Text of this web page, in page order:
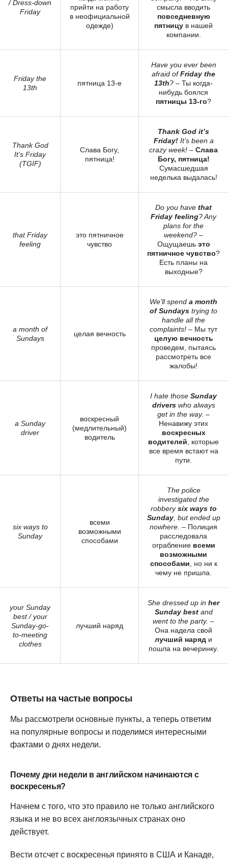
/ Dress-down
Friday
прийти на работу
в неофициальной
одежде)
смысла вводить
повседневную
пятницу в нашей
компании.
Friday the
13th
пятница 13-е
Have you ever been
afraid ofFriday the
13th? – Ты когда-
нибудь боялся
пятницы 13-го?
Thank God
It’s Friday
(TGIF)
Слава Богу,
пятница!
Thank God it’s
Friday!It’s been a
crazy week! – Слава
Богу, пятница!
Сумасшедшая
неделька выдалась!
that Friday
feeling
это пятничное
чувство
Do you have that
Friday feeling? Any
plans for the
weekend? –
Ощущаешь это
пятничное чувство?
Есть планы на
выходные?
a month of
Sundays
целая вечность
We’ll spend a month
of Sundays trying to
handle all the
complaints! – Мы тут
целую вечность
проведем, пытаясь
рассмотреть все
жалобы!
a Sunday
driver
воскресный
(медлительный)
водитель
I hate those Sunday
driverswho always
get in the way. –
Ненавижу этих
воскресных
водителей , которые
все время встают на
пути.
six ways to
Sunday
всеми
возможными
способами
The police
investigated the
robberysix ways to
Sunday, but ended up
nowhere. – Полиция
расследовала
ограбление всеми
возможными
способами , но ни к
чему не пришла.
your Sunday
best / your
Sunday-go-
to-meeting
clothes
лучший наряд
She dressed up in her
Sunday bestand
went to the party. –
Она надела свой
лучший наряд и
пошла на вечеринку.
Ответы на частые вопросы
Мы рассмотрели основные пункты, а теперь ответим
на популярные вопросы и поделимся интересными
фактами о днях недели.
Почему дни недели в английском начинаются с
воскресенья?
Начнем с того, что это правило не только английского
языка и не во всех англоязычных странах оно
действует.
Вести отсчет с воскресенья принято в США и Канаде,